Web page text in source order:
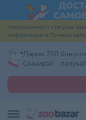
Уведомления о статусах
информацию в Личном
Дарим 700
Скачивай –